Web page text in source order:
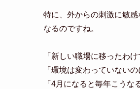
特に、外からの刺激に敏
なるのですね。
「新しい職場に移ったわ
「環境は変わっていない
「4月になると毎年こうな